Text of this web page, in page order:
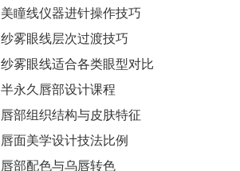
美瞳线仪器进针操作技巧
纱雾眼线层次过渡技巧
纱雾眼线适合各类眼型对比
半永久唇部设计课程
唇部组织结构与皮肤特征
唇面美学设计技法比例
唇部配色与乌唇转色